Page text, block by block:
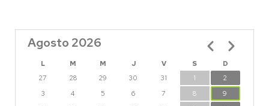
Agosto 2026
L M M J V S
D
27
28 29 30 31 1
2
3
4 5 6 7 8
9
Paginación